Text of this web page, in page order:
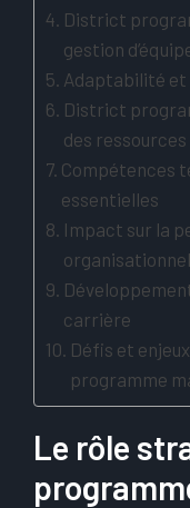
District
gestion
Adaptabilité et
District
des
Compétences
essentielles
Impact sur la
carrière
Défis et
programme
Le rôle